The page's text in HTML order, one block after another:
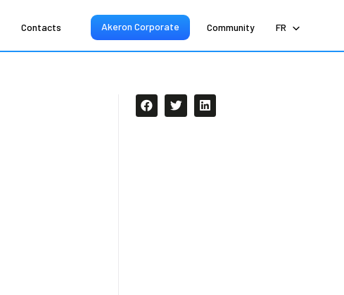
Contacts Akeron Corporate Community FR